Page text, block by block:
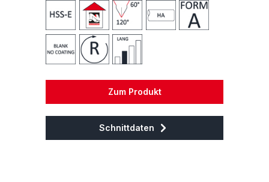
Zum Produkt
Schnittdaten